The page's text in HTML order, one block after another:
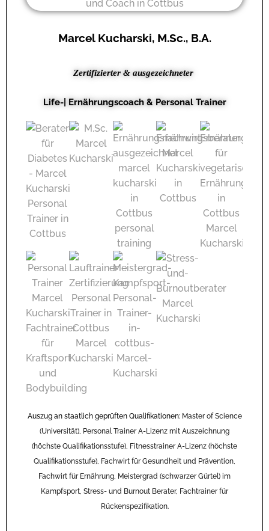
Marcel Kucharski, M.Sc., B.A.
Zertifizierter & ausgezeichneter
Life-| Ernährungscoach & Personal Trainer
Auszug an staatlich geprüften Qualifikationen:Master of Science
(Universität), Personal Trainer A-Lizenz mit Auszeichnung
(höchste Qualifikationsstufe), Fitnesstrainer A-Lizenz (höchste
Qualifikationsstufe), Fachwirt für Gesundheit und Prävention,
Fachwirt für Ernährung, Meistergrad (schwarzer Gürtel) im
Kampfsport, Stress- und Burnout Berater, Fachtrainer für
Rückenspezifikation.